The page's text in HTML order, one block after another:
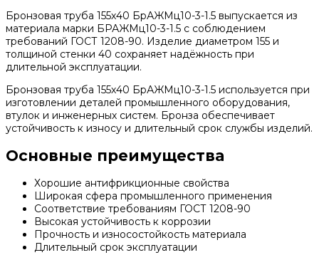
Бронзовая труба 155х40 БрАЖМц10-3-1.5 выпускается из
материала марки БРАЖМц10-3-1.5 с соблюдением
требований ГОСТ 1208-90. Изделие диаметром 155 и
толщиной стенки 40 сохраняет надёжность при
длительной эксплуатации.
Бронзовая труба 155х40 БрАЖМц10-3-1.5 используется при
изготовлении деталей промышленного оборудования,
втулок и инженерных систем. Бронза обеспечивает
устойчивость к износу и длительный срок службы изделий.
Основные преимущества
Хорошие антифрикционные свойства
Широкая сфера промышленного применения
Соответствие требованиям ГОСТ 1208-90
Высокая устойчивость к коррозии
Прочность и износостойкость материала
Длительный срок эксплуатации